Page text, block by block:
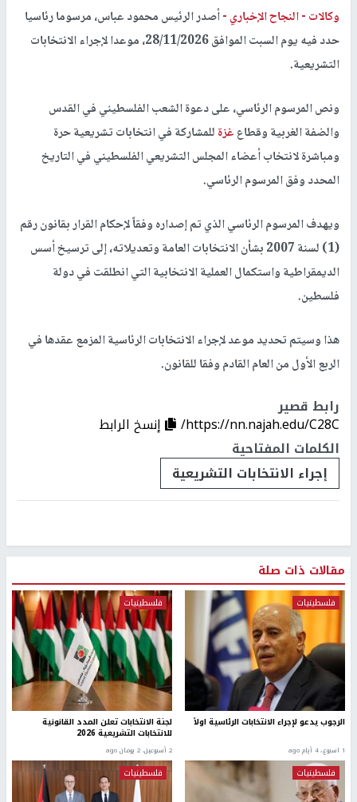
وكالات -النجاح الإخباري -أصدر الرئيس محمود عباس، مرسوما رئاسيا
حدد فيه يوم السبت الموافق 28/11/2026، موعدا لإجراء الانتخابات
التشريعية.
ونص المرسوم الرئاسي، على دعوة الشعب الفلسطيني في القدس
والضفة الغربية وقطاعغزةللمشاركة في انتخابات تشريعية حرة
ومباشرة لانتخاب أعضاء المجلس التشريعي الفلسطيني في التاريخ
المحدد وفق المرسوم الرئاسي.
ويهدف المرسوم الرئاسي الذي تم إصداره وفقاً لإحكام القرار بقانون رقم
(1) لسنة 2007 بشأن الانتخابات العامة وتعديلاته، إلى ترسيخ أسس
الديمقراطية واستكمال العملية الانتخابية التي انطلقت في دولة
فلسطين.
هذا وسيتم تحديد موعد لإجراء الانتخابات الرئاسية المزمع عقدها في
الربع الأول من العام القادم وفقا للقانون.
رابط قصير
https://nn.najah.edu/C28C/
إنسخ الرابط
الكلمات المفتاحية
إجراء الانتخابات التشريعية
مقالات ذات صلة
فلسطينيات
الرجوب يدعو لإجراء الانتخابات الرئاسية اولاً
1 اسبوع.، 4 أيام ago
فلسطينيات
لجنة الانتخابات تعلن المدد القانونية
للانتخابات التشريعية 2026
2 أسبوعين، 2 يومان ago
فلسطينيات فلسطينيات